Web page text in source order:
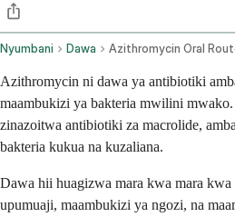
Nyumbani Dawa Azithromycin Oral
Azithromycin ni dawa ya antibiotiki
maambukizi ya bakteria mwilini
zinazoitwa antibiotiki za macrolide,
bakteria kukua na kuzaliana.
Dawa hii huagizwa mara kwa mara
upumuaji, maambukizi ya ngozi, na